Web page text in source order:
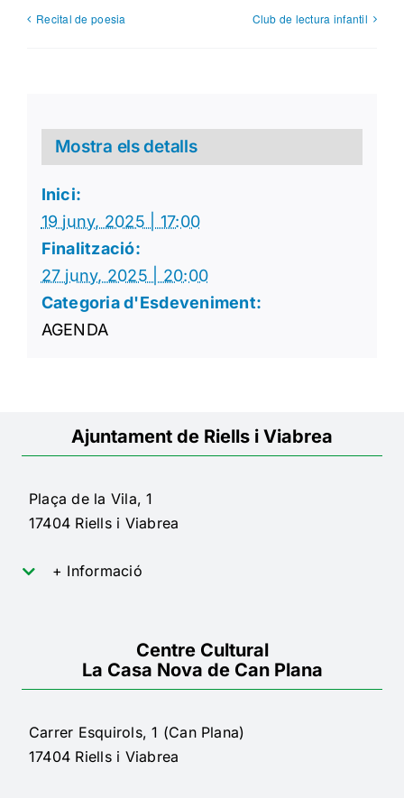
Recital de poesia Club de lectura infantil
Mostra els detalls
Inici:
19 juny, 2025 | 17:00
Finalització:
27 juny, 2025 | 20:00
Categoria d'Esdeveniment:
AGENDA
Ajuntament de Riells i Viabrea
Plaça de la Vila, 1
17404 Riells i Viabrea
+ Informació
Centre Cultural
La Casa Nova de Can Plana
Carrer Esquirols, 1 (Can Plana)
17404 Riells i Viabrea